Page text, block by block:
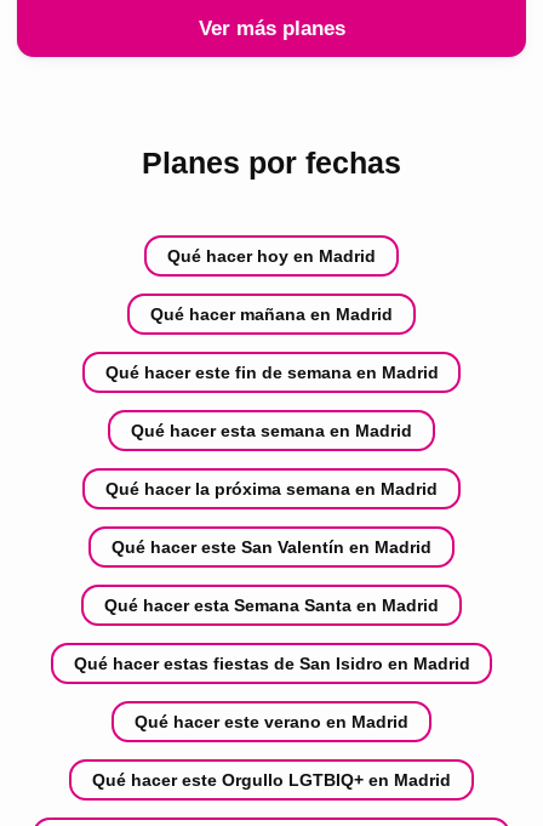
Ver más planes
Planes por fechas
Qué hacer hoy en Madrid
Qué hacer mañana en Madrid
Qué hacer este fin de semana en Madrid
Qué hacer esta semana en Madrid
Qué hacer la próxima semana en Madrid
Qué hacer este San Valentín en Madrid
Qué hacer esta Semana Santa en Madrid
Qué hacer estas fiestas de San Isidro en Madrid
Qué hacer este verano en Madrid
Qué hacer este Orgullo LGTBIQ+ en Madrid